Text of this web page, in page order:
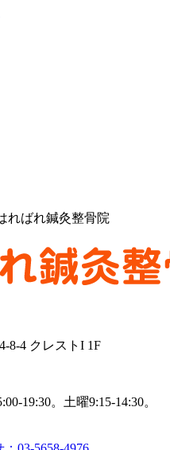
ればれ鍼灸整骨院
8-4 クレストI 1F